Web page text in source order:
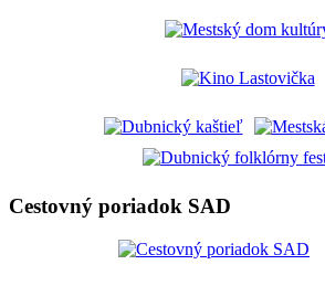
Cestovný poriadok SAD